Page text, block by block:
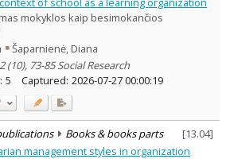
mokyklos kaip besimokančios
Šaparnienė, Diana
(10), 73-85 Social Research
5 Captured: 2026-07-27 00:00:19
Books & books parts [13.04]
management styles in organization